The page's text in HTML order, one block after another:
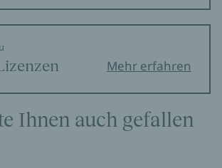
Mehr erfahren
Ihnen auch gefallen